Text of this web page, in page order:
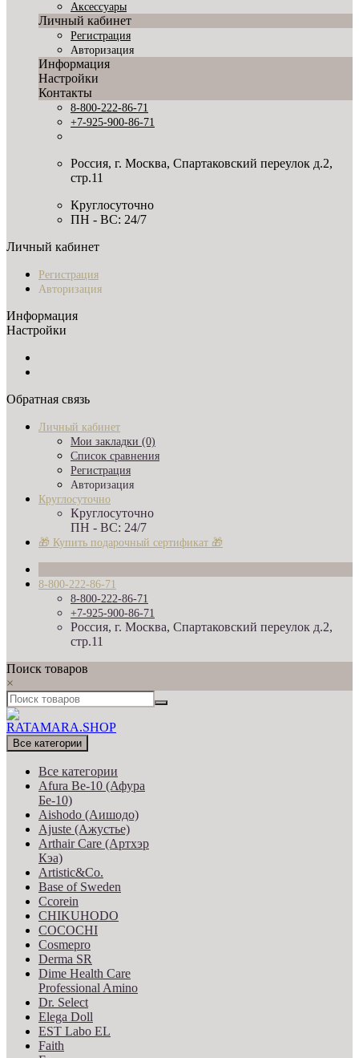
Аксессуары
Личный кабинет
Регистрация
Авторизация
Информация
Настройки
Контакты
8-800-222-86-71
+7-925-900-86-71
Россия, г. Москва, Спартаковский переулок д.2,
стр.11
Круглосуточно
ПН - ВС: 24/7
Личный кабинет
Регистрация
Авторизация
Информация
Настройки
Обратная связь
Личный кабинет
Мои закладки (0)
Список сравнения
Регистрация
Авторизация
Круглосуточно
Круглосуточно
ПН - ВС: 24/7
🎁 Купить подарочный сертификат 🎁
8-800-222-86-71
8-800-222-86-71
+7-925-900-86-71
Россия, г. Москва, Спартаковский переулок д.2,
стр.11
Поиск товаров
×
Все категории
Все категории
Afura Be-10 (Афура
Бе-10)
Aishodo (Аишодо)
Ajuste (Ажустье)
Arthair Care (Артхэр
Кэа)
Artistic&Co.
Base of Sweden
Ccorein
CHIKUHODO
COCOCHI
Cosmepro
Derma SR
Dime Health Care
Professional Amino
Dr. Select
Elega Doll
EST Labo EL
Faith